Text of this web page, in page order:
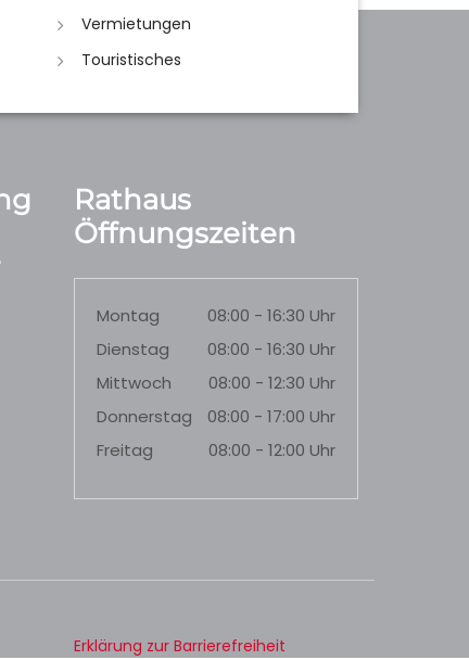
Vermietungen
Touristisches
Rathaus
Öffnungszeiten
Montag
08:00 - 16:30 Uhr
Dienstag
08:00 - 16:30 Uhr
Mittwoch
08:00 - 12:30 Uhr
Donnerstag
08:00 - 17:00 Uhr
Freitag
08:00 - 12:00 Uhr
Erklärung zur Barrierefreiheit